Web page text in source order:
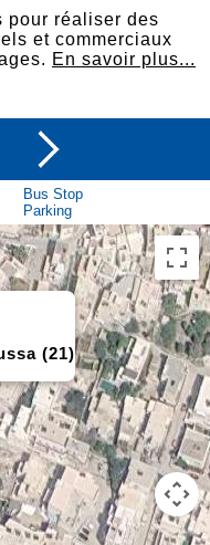
pour réaliser des
et commerciaux
En savoir plus...
Bus Stop
Parking
(21)